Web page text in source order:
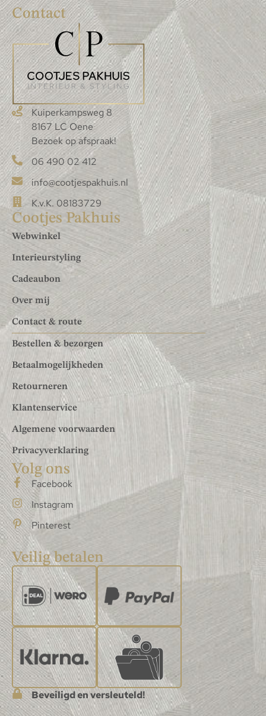
Contact
Kuiperkampsweg 8
8167 LC Oene
Bezoek op afspraak!
06 490 02 412
info@cootjespakhuis.nl
K.v.K. 08183729
Cootjes Pakhuis
Webwinkel
Interieurstyling
Cadeaubon
Over mij
Contact & route
Bestellen & bezorgen
Betaalmogelijkheden
Retourneren
Klantenservice
Algemene voorwaarden
Privacyverklaring
Volg ons
Facebook
Instagram
Pinterest
Veilig betalen
Beveiligd en versleuteld!